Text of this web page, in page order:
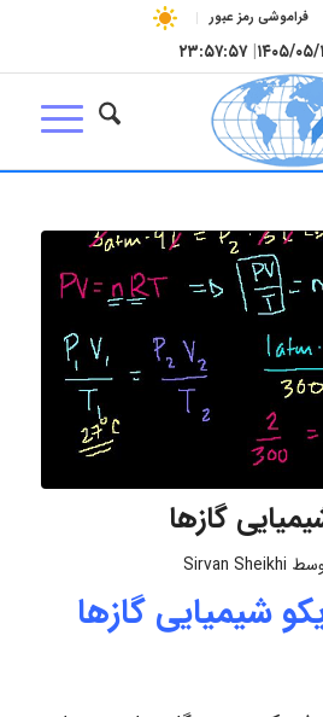
فراموشی رمز عبور
۰۵/۱۷| ۲۳:۵۷:۵۸
گازها
Sirvan Sheikhi
شیمیایی گازها